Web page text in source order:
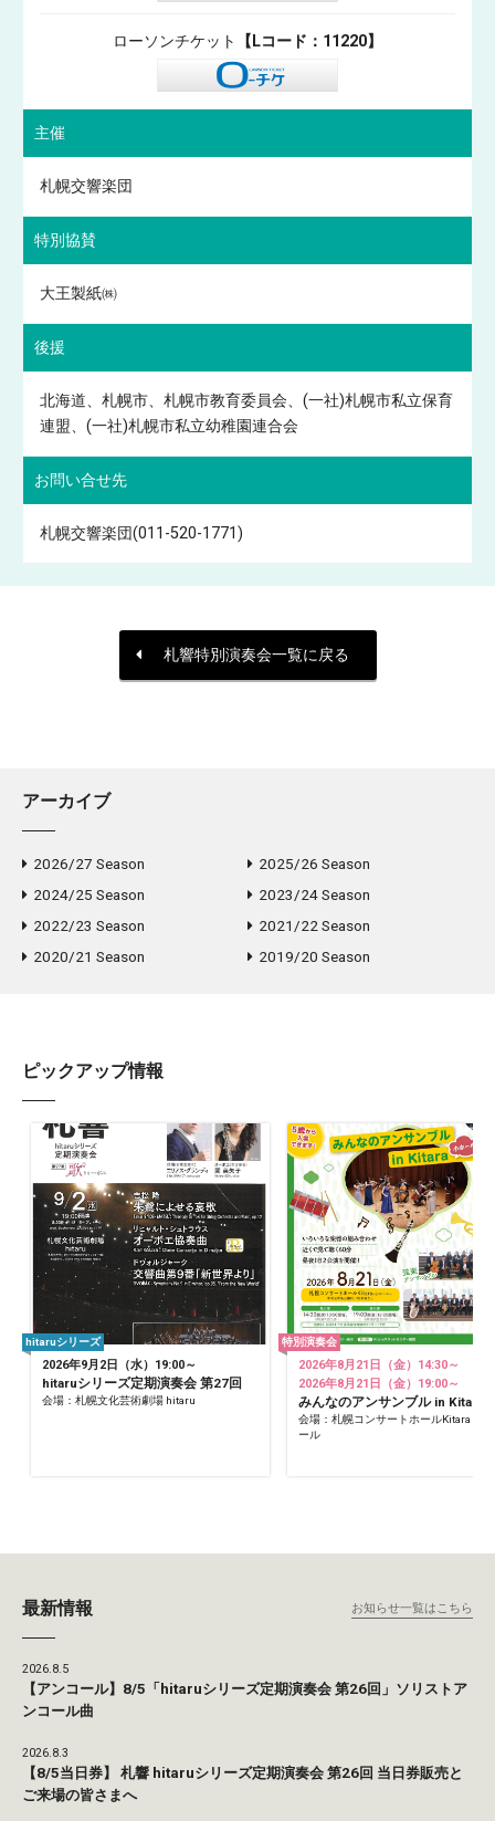
ローソンチケット 【Lコード：11220】
主催
札幌交響楽団
特別協賛
大王製紙㈱
後援
北海道、札幌市、札幌市教育委員会、(一社)札幌市私立保育
連盟、(一社)札幌市私立幼稚園連合会
お問い合せ先
札幌交響楽団(011-520-1771)
札響特別演奏会一覧に戻る
アーカイブ
2026/27 Season
2025/26 Season
2024/25 Season
2023/24 Season
2022/23 Season
2021/22 Season
2020/21 Season
2019/20 Season
ピックアップ情報
2026年9月2日（水）19:00～
hitaruシリーズ定期演奏会 第27回
会場：札幌文化芸術劇場 hitaru
hitaruシリーズ
2026年8月21日（金）14:30～
2026年8月21日（金）19:00～
みんなのアンサンブル in Kitara
会場：札幌コンサートホールKitara 小
ール
特別演奏会
最新情報 お知らせ一覧はこちら
2026.8.5
【アンコール】8/5「hitaruシリーズ定期演奏会 第26回」ソリストア
ンコール曲
2026.8.3
【8/5当日券】 札響 hitaruシリーズ定期演奏会 第26回 当日券販売と
ご来場の皆さまへ